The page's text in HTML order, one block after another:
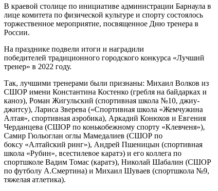
В краевой столице по инициативе администрации Барнаула в
лице комитета по физической культуре и спорту состоялось
торжественное мероприятие, посвященное Дню тренера в
России.
На празднике подвели итоги и наградили
победителей традиционного городского конкурса «Лучший
тренер» в 2022 году.
Так, лучшими тренерами были признаны: Михаил Волков из
СШОР имени Константина Костенко (гребля на байдарках и
каноэ), Роман Жигульский (спортивная школа №10, джиу-
джитсу), Лариса Зверева («Спортивная школа «Жемчужина
Алтая», спортивная аэробика), Аркадий Конюхов и Евгения
Черданцева (СШОР по конькобежному спорту «Клевченя»),
Самир Гюльоглан оглы Мамедалиев (СШОР по
боксу «Алтайский ринг»), Андрей Пшеницын (спортивная
школа «Рубин», всестилевое каратэ) и его коллега по
спортшколе Вадим Томас (каратэ), Николай Шабалин (СШОР
по футболу А.Смертина) и Михаил Шуваев (спортшкола №9,
тяжелая атлетика).